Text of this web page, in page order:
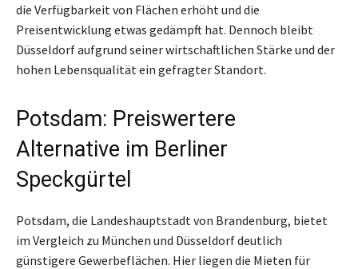
die Verfügbarkeit von Flächen erhöht und die
Preisentwicklung etwas gedämpft hat. Dennoch bleibt
Düsseldorf aufgrund seiner wirtschaftlichen Stärke und der
hohen Lebensqualität ein gefragter Standort.
Potsdam: Preiswertere
Alternative im Berliner
Speckgürtel
Potsdam, die Landeshauptstadt von Brandenburg, bietet
im Vergleich zu München und Düsseldorf deutlich
günstigere Gewerbeflächen. Hier liegen die Mieten für